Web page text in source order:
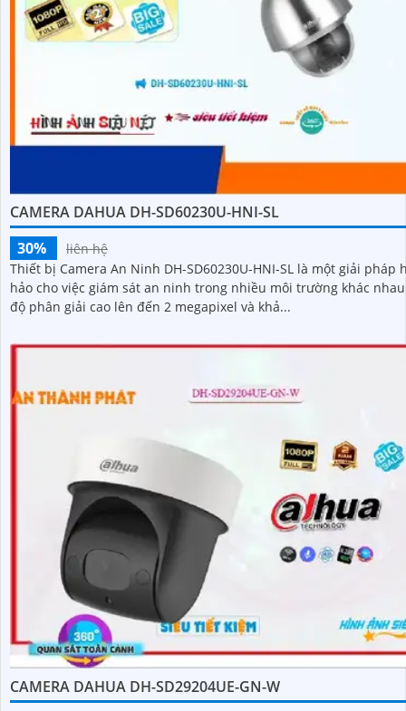
CAMERA DAHUA DH-SD60230U-HNI-SL
30%
liên hệ
Thiết bị Camera An Ninh DH-SD60230U-HNI-SL là một giải pháp
hảo cho việc giám sát an ninh trong nhiều môi trường khác nhau.
độ phân giải cao lên đến 2 megapixel và khả...
CAMERA DAHUA DH-SD29204UE-GN-W